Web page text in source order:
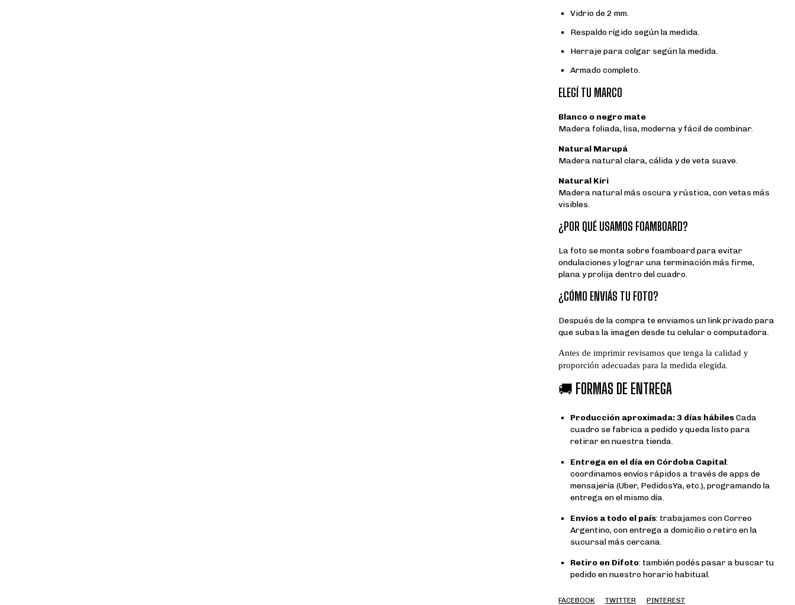
Vidrio de 2 mm.
Respaldo rígido según la medida.
Herraje para colgar según la medida.
Armado completo.
ELEGÍ TU MARCO
Blanco o negro mate
Madera foliada, lisa, moderna y fácil de combinar.
Natural Marupá
Madera natural clara, cálida y de veta suave.
Natural Kiri
Madera natural más oscura y rústica, con vetas más
visibles.
¿POR QUÉ USAMOS FOAMBOARD?
La foto se monta sobre foamboard para evitar
ondulaciones y lograr una terminación más firme,
plana y prolija dentro del cuadro.
¿CÓMO ENVIÁS TU FOTO?
Después de la compra te enviamos un link privado para
que subas la imagen desde tu celular o computadora.
Antes de imprimir revisamos que tenga la calidad y
proporción adecuadas para la medida elegida.
🚚 FORMAS DE ENTREGA
Producción aproximada: 3 días hábilesCada
cuadro se fabrica a pedido y queda listo para
retirar en nuestra tienda.
Entrega en el día en Córdoba Capital:
coordinamos envíos rápidos a través de apps de
mensajería (Uber, PedidosYa, etc.), programando la
entrega en el mismo día.
Envíos a todo el país: trabajamos con Correo
Argentino, con entrega a domicilio o retiro en la
sucursal más cercana.
Retiro en Difoto: también podés pasar a buscar tu
pedido en nuestro horario habitual.
FACEBOOK TWITTER PINTEREST